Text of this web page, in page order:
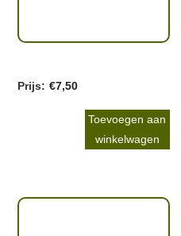
€7,50
Toevoegen aan
winkelwagen